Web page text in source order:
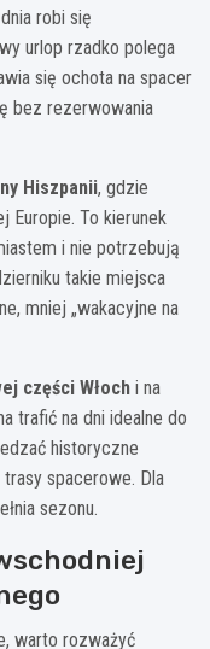
robi się
urlop rzadko polega
się ochota na spacer
bez rezerwowania
Hiszpanii, gdzie
Europie. To kierunek
i nie potrzebują
takie miejsca
mniej „wakacyjne na
części Włoch i na
trafić na dni idealne do
historyczne
spacerowe. Dla
sezonu.
warto rozważyć